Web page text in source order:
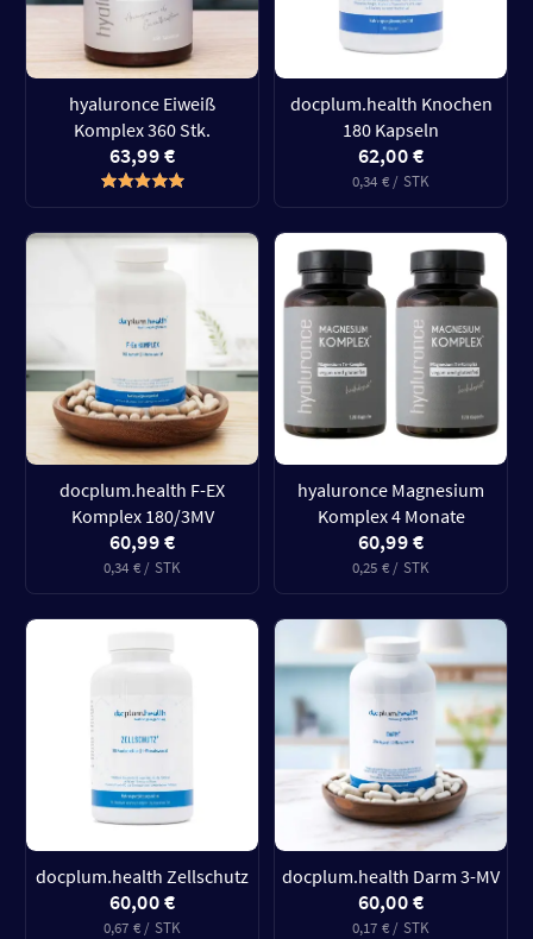
hyaluronce Eiweiß
Komplex 360 Stk.
63,99 €
docplum.health Knochen
180 Kapseln
62,00 €
0,34 € / STK
docplum.health F-EX
Komplex 180/3MV
60,99 €
0,34 € / STK
hyaluronce Magnesium
Komplex 4 Monate
60,99 €
0,25 € / STK
docplum.health Zellschutz
60,00 €
0,67 € / STK
docplum.health Darm 3-MV
60,00 €
0,17 € / STK